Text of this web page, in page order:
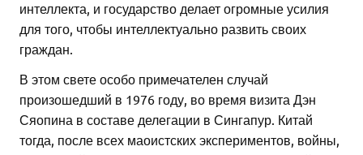
интеллекта, и государство делает огромные усилия
для того, чтобы интеллектуально развить своих
граждан.
В этом свете особо примечателен случай
произошедший в 1976 году, во время визита Дэн
Сяопина в составе делегации в Сингапур. Китай
тогда, после всех маоистских экспериментов, войны,